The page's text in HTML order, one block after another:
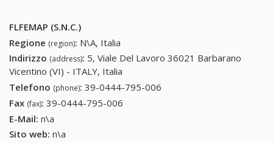
FLFEMAP (S.N.C.)
Regione (region): N\A, Italia
Indirizzo (address): 5, Viale Del Lavoro 36021 Barbarano
Vicentino (VI) - ITALY, Italia
Telefono (phone): 39-0444-795-006
Fax (fax): 39-0444-795-006
E-Mail: n\a
Sito web: n\a